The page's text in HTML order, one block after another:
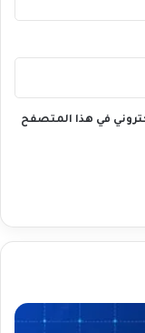
في هذا المتصفح